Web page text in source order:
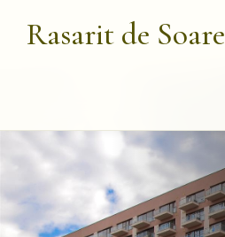
Rasarit de Soare